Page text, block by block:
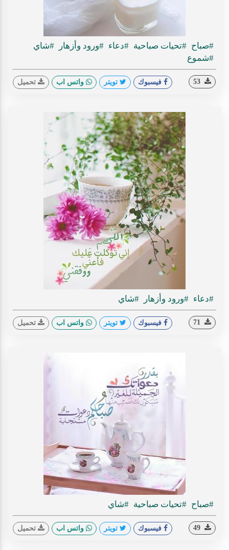
#صباح #تحيات صباحية #دعاء #ورود وأزهار
#شاي
#شموع
فيسبوك تويتر واتس اب تحميل
#دعاء #ورود وأزهار #شاي
فيسبوك تويتر واتس اب تحميل
#صباح #تحيات صباحية #شاي
فيسبوك تويتر واتس اب تحميل